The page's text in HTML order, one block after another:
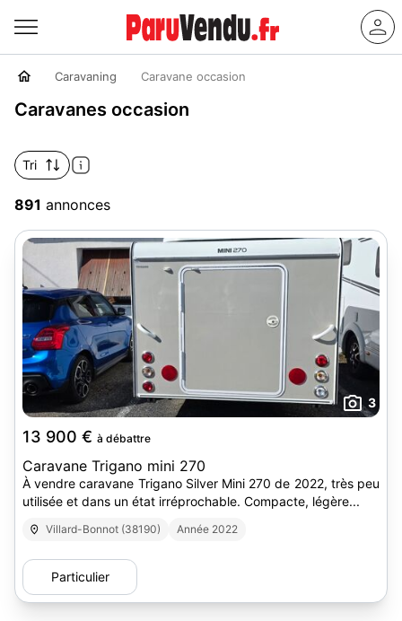
Caravaning Caravane occasion
Caravanes occasion
Tri
891 annonces
3
13 900 € à débattre
Caravane Trigano mini 270
À vendre caravane Trigano Silver Mini 270 de 2022, très peu
utilisée et dans un état irréprochable. Compacte, légère...
Villard-Bonnot (38190) Année 2022
Particulier